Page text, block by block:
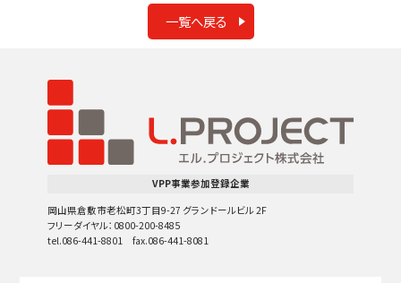
一覧へ戻る
VPP事業参加登録企業
岡山県倉敷市老松町3丁目9-27 グランドールビル 2F
フリーダイヤル：0800-200-8485
tel.086-441-8801 fax.086-441-8081